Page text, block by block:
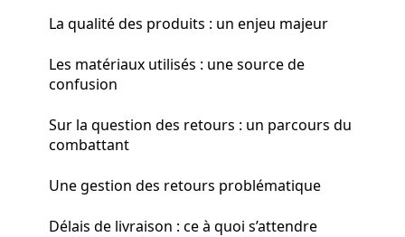
La qualité des produits : un enjeu majeur
Les matériaux utilisés : une source de
confusion
Sur la question des retours : un parcours du
combattant
Une gestion des retours problématique
Délais de livraison : ce à quoi s’attendre